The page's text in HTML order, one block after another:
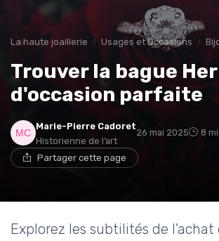
La haute joaillerie Usages et Occasions
Trouver la bague
d'occasion parfaite
Marie-Pierre Cadoret
Historienne de l’art
26 mai 2025 8
Partager cette page
Explorez les subtilités de